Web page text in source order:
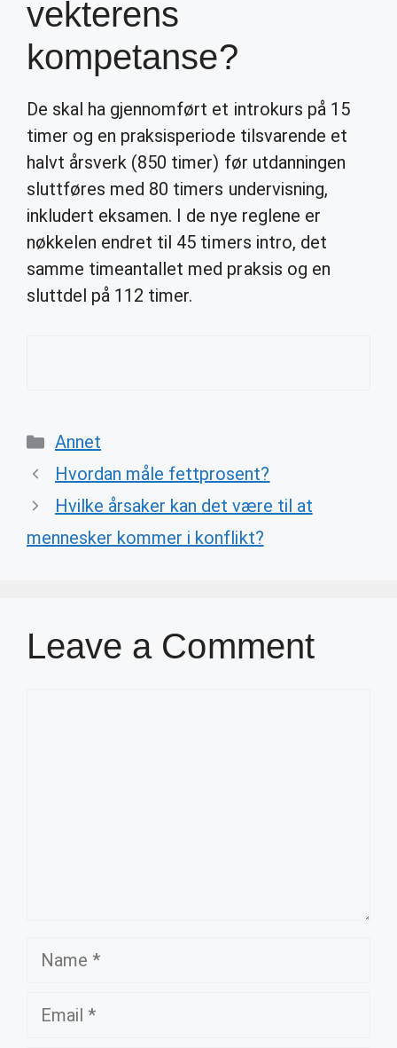
vekterens
kompetanse?
De skal ha gjennomført et introkurs på 15
timer og en praksisperiode tilsvarende et
halvt årsverk (850 timer) før utdanningen
sluttføres med 80 timers undervisning,
inkludert eksamen. I de nye reglene er
nøkkelen endret til 45 timers intro, det
samme timeantallet med praksis og en
sluttdel på 112 timer.
Categories
Annet
Hvordan måle fettprosent?
Hvilke årsaker kan det være til at
mennesker kommer i konflikt?
Leave a Comment
Name
Email